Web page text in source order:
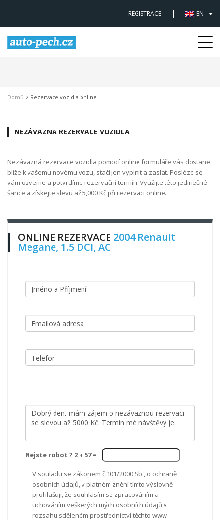
REGISTRACE EN
Domů Rezervace vozidla online
NEZÁVAZNA REZERVACE VOZIDLA
Nezávazná rezervace vozidla pomocí online formuláře vás dostane
blíže k vašemu novému vozu, stačí jen vyplnit a zaslat. Posléze se
vám ozveme a potvrdíme rezervační termín. Využijte této jedinečné
šance a získejte slevu až 5,000 Kč při rezervaci online.
ONLINE REZERVACE 2004 Renault
Megane, 1.5 DCI, AC
Nejste robot ? 2 + 57=
V souladu se zákonem č.101/2000 Sb., o ochraně
osobních údajů, v platném znění tímto výslovně
prohlašuji, že souhlasím se zpracováním a
uchováním veškerých mých osobních údajů v
rozsahu sděleném prostřednictví těchto www